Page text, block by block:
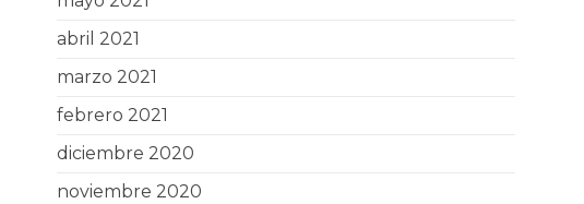
abril 2021
marzo 2021
febrero 2021
diciembre 2020
noviembre 2020